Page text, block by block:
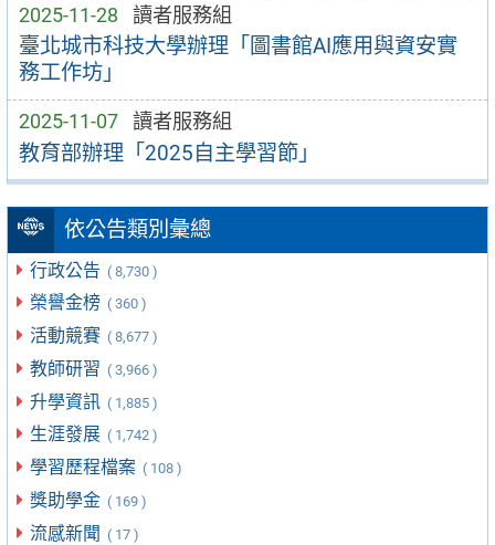
2025-11-28 讀者服務組
臺北城市科技大學辦理「圖書館AI應用與資安實
務工作坊」
2025-11-07 讀者服務組
教育部辦理「2025自主學習節」
依公告類別彙總
行政公告 ( 8,730 )
榮譽金榜 ( 360 )
活動競賽 ( 8,677 )
教師研習 ( 3,966 )
升學資訊 ( 1,885 )
生涯發展 ( 1,742 )
學習歷程檔案 ( 108 )
獎助學金 ( 169 )
流感新聞 ( 17 )